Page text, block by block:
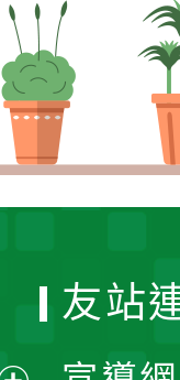
友站